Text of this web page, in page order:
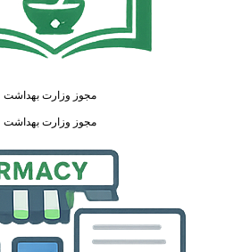
مجوز وزارت بهداشت
مجوز وزارت بهداشت